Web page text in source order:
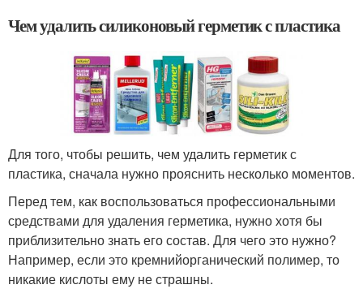
Чем удалить силиконовый герметик с пластика
Для того, чтобы решить, чем удалить герметик с
пластика, сначала нужно прояснить несколько моментов.
Перед тем, как воспользоваться профессиональными
средствами для удаления герметика, нужно хотя бы
приблизительно знать его состав. Для чего это нужно?
Например, если это кремнийорганический полимер, то
никакие кислоты ему не страшны.